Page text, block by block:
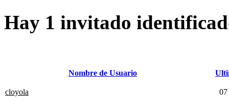
Hay 1 invitado
Nombre de Usuario
cloyola 07